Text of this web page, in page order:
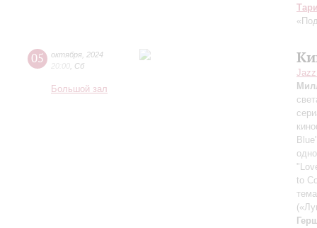
05 октября 2024
20:00 Сб
Большой зал
to